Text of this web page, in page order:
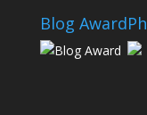
Blog Award